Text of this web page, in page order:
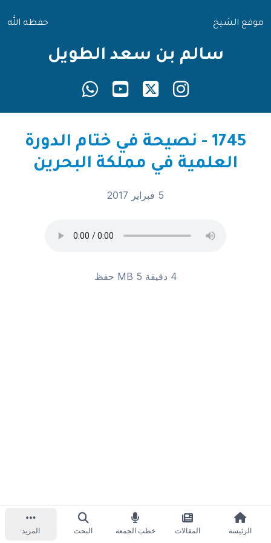
موقع الشيخ حفظه الله
سالم بن سعد الطويل
1745 - نصيحة في ختام الدورة
العلمية في مملكة البحرين
5 فبراير 2017
4 دقيقة 5 MB حفظ
الرئيسة المقالات خطب الجمعة البحث المزيد